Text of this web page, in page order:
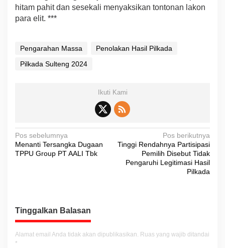
hitam pahit dan sesekali menyaksikan tontonan lakon
para elit. ***
Pengarahan Massa
Penolakan Hasil Pilkada
Pilkada Sulteng 2024
Ikuti Kami
N
a
a
s
i
Pos sebelumnya
Menanti Tersangka Dugaan
TPPU Group PT AALI Tbk
Pos berikutnya
Tinggi Rendahnya Partisipasi
Pemilih Disebut Tidak
Pengaruhi Legitimasi Hasil
Pilkada
Tinggalkan Balasan
Alamat email Anda tidak akan dipublikasikan. Ruas yang wajib ditandai
*